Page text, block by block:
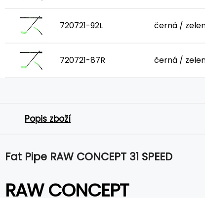
720721-92L černá /
720721-87R černá /
Popis zboží
Fat Pipe RAW CONCEPT 31 SPEED
RAW CONCEPT